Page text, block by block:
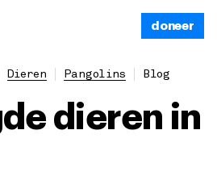
doneer
Dieren Pangolins Blog
dieren in